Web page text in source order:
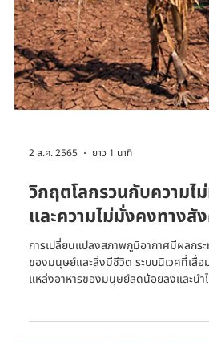
15 ก.ค. 2566 ยาว 1 นาที
SDGs: Climate
สัมภาษณ์รองศาสตราจารย์ ดร.ภศิชา ไช
แวดล้อม คณะวิทยาศาสตร์ จุฬาลงกร
พูลศิลป์...